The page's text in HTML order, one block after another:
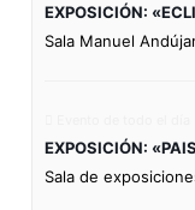
EXPOSICIÓN:
Sala Manuel
EXPOSICIÓN:
Sala de